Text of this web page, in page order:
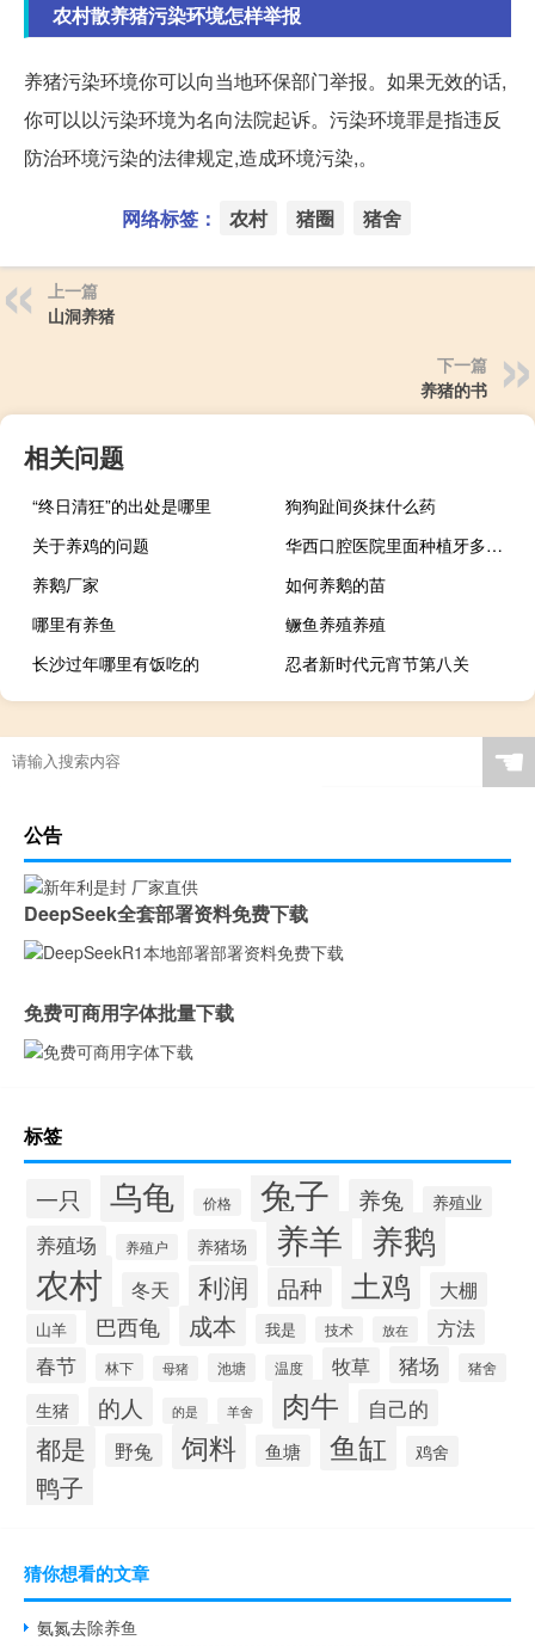
农村散养猪污染环境怎样举报
养猪污染环境你可以向当地环保部门举报。如果无效的话,
你可以以污染环境为名向法院起诉。污染环境罪是指违反
防治环境污染的法律规定,造成环境污染,。
网络标签： 农村 猪圈 猪舍
上一篇
山洞养猪
下一篇
养猪的书
相关问题
“终日清狂”的出处是哪里
狗狗趾间炎抹什么药
关于养鸡的问题
华西口腔医院里面种植牙多少钱（华西口腔种植牙价格表）
养鹅厂家
如何养鹅的苗
哪里有养鱼
鳜鱼养殖养殖
长沙过年哪里有饭吃的
忍者新时代元宵节第八关
☚
公告
DeepSeek全套部署资料免费下载
免费可商用字体批量下载
标签
一只 乌龟 价格 兔子 养兔 养殖业
养殖场 养殖户 养猪场 养羊 养鹅
农村 冬天 利润 品种 土鸡 大棚
山羊 巴西龟 成本 我是 技术 放在
方法
春节
林下 母猪 池塘 温度 牧草 猪场 猪舍
生猪 的人 的是 羊舍 肉牛 自己的
都是 野兔 饲料 鱼塘 鱼缸 鸡舍
鸭子
猜你想看的文章
氨氮去除养鱼